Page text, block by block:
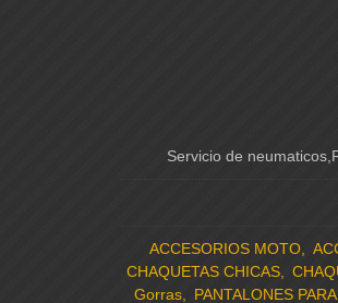
Servicio de
ACCESORIOS MOTO
CHAQUETAS CHICAS
Gorras
PANTALONES